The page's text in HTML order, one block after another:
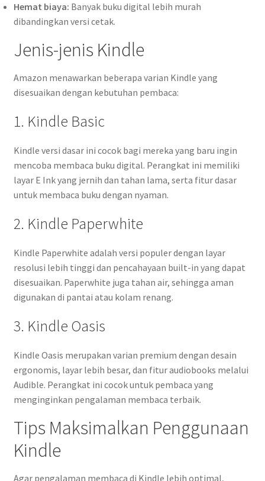
Hemat biaya: Banyak buku digital lebih murah
dibandingkan versi cetak.
Jenis-jenis Kindle
Amazon menawarkan beberapa varian Kindle yang
disesuaikan dengan kebutuhan pembaca:
1. Kindle Basic
Kindle versi dasar ini cocok bagi mereka yang baru ingin
mencoba membaca buku digital. Perangkat ini memiliki
layar E Ink yang jernih dan tahan lama, serta fitur dasar
untuk membaca buku dengan nyaman.
2. Kindle Paperwhite
Kindle Paperwhite adalah versi populer dengan layar
resolusi lebih tinggi dan pencahayaan built-in yang dapat
disesuaikan. Paperwhite juga tahan air, sehingga aman
digunakan di pantai atau kolam renang.
3. Kindle Oasis
Kindle Oasis merupakan varian premium dengan desain
ergonomis, layar lebih besar, dan fitur audiobooks melalui
Audible. Perangkat ini cocok untuk pembaca yang
menginginkan pengalaman membaca terbaik.
Tips Maksimalkan Penggunaan
Kindle
Agar pengalaman membaca di Kindle lebih optimal,